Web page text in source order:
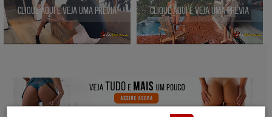
Clique aqui e veja uma prévia Clique aqui e veja uma prévia